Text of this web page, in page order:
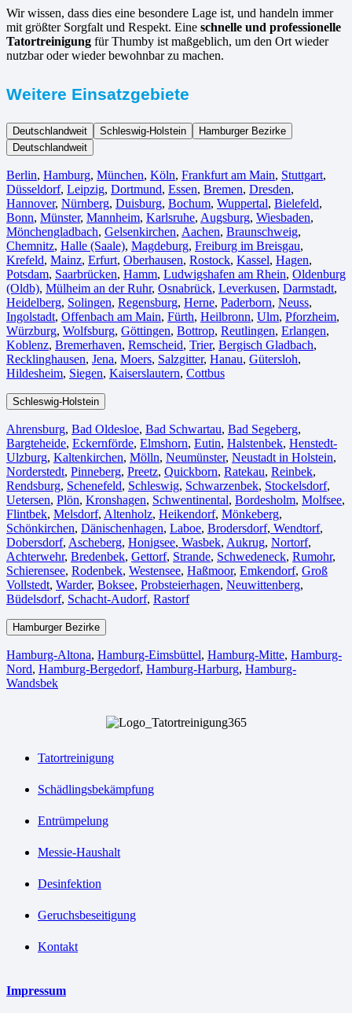
Wir wissen, dass dies eine besondere Lage ist, und handeln immer
mit größter Sorgfalt und Respekt. Eine schnelle und professionelle
Tatortreinigung für Thumby ist maßgeblich, um den Ort wieder
nutzbar oder wieder bewohnbar zu machen.
Weitere Einsatzgebiete
Deutschlandweit Schleswig-Holstein
Hamburger Bezirke
Deutschlandweit
Berlin⁠, Hamburg, München, Köln⁠, Frankfurt am Main, Stuttgart,
Düsseldorf, Leipzig, Dortmund, Essen, Bremen, Dresden,
Hannover, Nürnberg, Duisburg⁠, Bochum, Wuppertal⁠, Bielefeld⁠,
Bonn⁠, Münster⁠, Mannheim, Karlsruhe, Augsburg, Wiesbaden⁠,
Mönchengladbach⁠, Gelsenkirchen⁠, Aachen⁠, Braunschweig,
Chemnitz⁠, Halle (Saale)⁠, Magdeburg, Freiburg im Breisgau⁠,
Krefeld⁠, Mainz⁠, Erfurt, Oberhausen⁠, Rostock⁠, Kassel⁠, Hagen,
Potsdam, Saarbrücken⁠, Hamm, Ludwigshafen am Rhein⁠, Oldenburg
(Oldb), Mülheim an der Ruhr, Osnabrück⁠, Leverkusen, Darmstadt⁠,
Heidelberg, Solingen, Regensburg, Herne⁠, Paderborn, Neuss,
Ingolstadt, Offenbach am Main, Fürth⁠, Heilbronn, Ulm⁠, Pforzheim,
Würzburg, Wolfsburg⁠, Göttingen, Bottrop, Reutlingen, Erlangen⁠,
Koblenz, Bremerhaven⁠, Remscheid, Trier⁠, Bergisch Gladbach,
Recklinghausen, Jena⁠, Moers⁠, Salzgitter⁠, Hanau, Gütersloh,
Hildesheim⁠, Siegen⁠, Kaiserslautern⁠, Cottbus⁠
Schleswig-Holstein
Ahrensburg, Bad Oldesloe, Bad Schwartau, Bad Segeberg,
Bargteheide, Eckernförde, Elmshorn, Eutin, Halstenbek, Henstedt-
Ulzburg, Kaltenkirchen, Mölln, Neumünster, Neustadt in Holstein,
Norderstedt, Pinneberg, Preetz, Quickborn, Ratekau, Reinbek,
Rendsburg, Schenefeld, Schleswig, Schwarzenbek, Stockelsdorf,
Uetersen, Plön, Kronshagen, Schwentinental, Bordesholm, Molfsee,
Flintbek, Melsdorf, Altenholz, Heikendorf, Mönkeberg,
Schönkirchen, Dänischenhagen, Laboe, Brodersdorf, Wendtorf,
Dobersdorf, Ascheberg, Honigsee, Wasbek, Aukrug, Nortorf,
Achterwehr, Bredenbek, Gettorf, Strande, Schwedeneck, Rumohr,
Schierensee, Rodenbek, Westensee, Haßmoor, Emkendorf, Groß
Vollstedt, Warder, Boksee, Probsteierhagen, Neuwittenberg,
Büdelsdorf, Schacht-Audorf, Rastorf
Hamburger Bezirke
Hamburg-Altona, Hamburg-Eimsbüttel, Hamburg-Mitte, Hamburg-
Nord, Hamburg-Bergedorf, Hamburg-Harburg, Hamburg-
Wandsbek
Tatortreinigung
Schädlingsbekämpfung
Entrümpelung
Messie-Haushalt
Desinfektion
Geruchsbeseitigung
Kontakt
Impressum